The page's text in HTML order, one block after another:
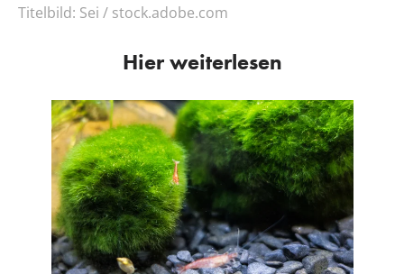
Titelbild: Sei / stock.adobe.com
Hier weiterlesen